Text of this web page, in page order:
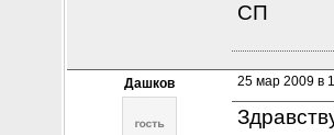
СП
Дашков 25 мар 2009 в